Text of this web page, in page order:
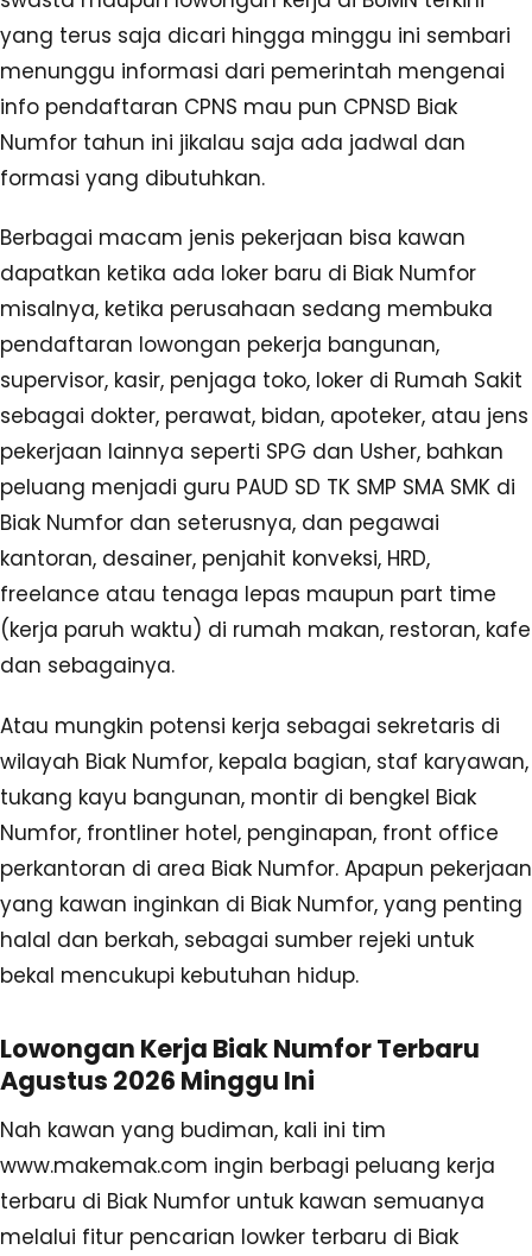
yang terus saja dicari hingga minggu ini sembari
menunggu informasi dari pemerintah mengenai
info pendaftaran CPNS mau pun CPNSD Biak
Numfor tahun ini jikalau saja ada jadwal dan
formasi yang dibutuhkan.
Berbagai macam jenis pekerjaan bisa kawan
dapatkan ketika ada loker baru di Biak Numfor
misalnya, ketika perusahaan sedang membuka
pendaftaran lowongan pekerja bangunan,
supervisor, kasir, penjaga toko, loker di Rumah Sakit
sebagai dokter, perawat, bidan, apoteker, atau jens
pekerjaan lainnya seperti SPG dan Usher, bahkan
peluang menjadi guru PAUD SD TK SMP SMA SMK di
Biak Numfor dan seterusnya, dan pegawai
kantoran, desainer, penjahit konveksi, HRD,
freelance atau tenaga lepas maupun part time
(kerja paruh waktu) di rumah makan, restoran, kafe
dan sebagainya.
Atau mungkin potensi kerja sebagai sekretaris di
wilayah Biak Numfor, kepala bagian, staf karyawan,
tukang kayu bangunan, montir di bengkel Biak
Numfor, frontliner hotel, penginapan, front office
perkantoran di area Biak Numfor. Apapun pekerjaan
yang kawan inginkan di Biak Numfor, yang penting
halal dan berkah, sebagai sumber rejeki untuk
bekal mencukupi kebutuhan hidup.
Lowongan Kerja Biak Numfor Terbaru
Agustus 2026 Minggu Ini
Nah kawan yang budiman, kali ini tim
www.makemak.com ingin berbagi peluang kerja
terbaru di Biak Numfor untuk kawan semuanya
melalui fitur pencarian lowker terbaru di Biak